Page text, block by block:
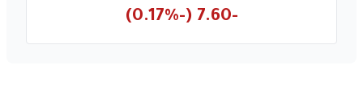
-7.60 (-0.17%)